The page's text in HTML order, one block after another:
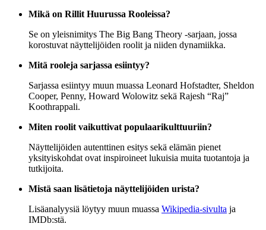
Mikä on Rillit Huurussa Rooleissa?
Se on yleisnimitys The Big Bang Theory -sarjaan, jossa
korostuvat näyttelijöiden roolit ja niiden dynamiikka.
Mitä rooleja sarjassa esiintyy?
Sarjassa esiintyy muun muassa Leonard Hofstadter, Sheldon
Cooper, Penny, Howard Wolowitz sekä Rajesh “Raj”
Koothrappali.
Miten roolit vaikuttivat populaarikulttuuriin?
Näyttelijöiden autenttinen esitys sekä elämän pienet
yksityiskohdat ovat inspiroineet lukuisia muita tuotantoja ja
tutkijoita.
Mistä saan lisätietoja näyttelijöiden urista?
Lisäanalyysiä löytyy muun muassa Wikipedia-sivulta ja
IMDb:stä.